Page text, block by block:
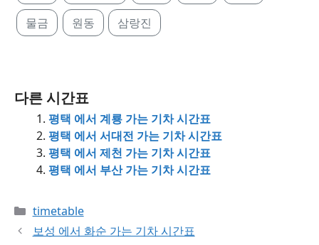
물금 원동 삼랑진
다른 시간표
평택 에서 계룡 가는 기차 시간표
평택 에서 서대전 가는 기차 시간표
평택 에서 제천 가는 기차 시간표
평택 에서 부산 가는 기차 시간표
Categories
timetable
보성 에서 화순 가는 기차 시간표